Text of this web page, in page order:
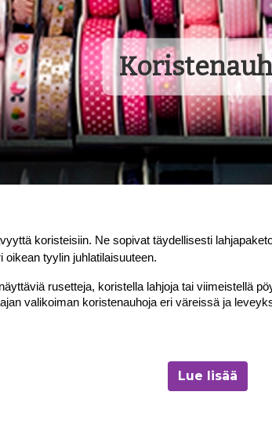
koristeisiin. Ne sopivat täydellisesti
tyylin juhlatilaisuuteen.
rusetteja, koristella lahjoja tai viimeistellä
valikoiman koristenauhoja eri väreissä ja
Lue lisää